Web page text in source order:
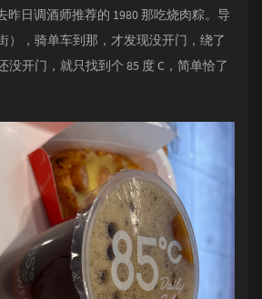
昨日调酒师推荐的 1980 那吃烧肉粽。导
），骑单车到那，才发现没开门，绕了
没开门，就只找到个 85 度 C，简单恰了